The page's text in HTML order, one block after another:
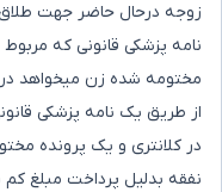
زوجه درحال حاضر جهت طلاق
نامه پزشکی قانونی که
مختومه شده زن میخواهد در
از طریق یک نامه پزشکی
نفقه بدلیل پرداخت مبلغ